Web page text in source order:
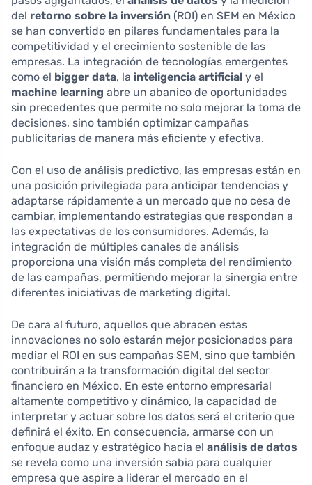
del retorno sobre la inversión (ROI) en SEM en México
se han convertido en pilares fundamentales para la
competitividad y el crecimiento sostenible de las
empresas. La integración de tecnologías emergentes
como el bigger data, la inteligencia artificial y el
machine learning abre un abanico de oportunidades
sin precedentes que permite no solo mejorar la toma de
decisiones, sino también optimizar campañas
publicitarias de manera más eficiente y efectiva.
Con el uso de análisis predictivo, las empresas están en
una posición privilegiada para anticipar tendencias y
adaptarse rápidamente a un mercado que no cesa de
cambiar, implementando estrategias que respondan a
las expectativas de los consumidores. Además, la
integración de múltiples canales de análisis
proporciona una visión más completa del rendimiento
de las campañas, permitiendo mejorar la sinergia entre
diferentes iniciativas de marketing digital.
De cara al futuro, aquellos que abracen estas
innovaciones no solo estarán mejor posicionados para
mediar el ROI en sus campañas SEM, sino que también
contribuirán a la transformación digital del sector
financiero en México. En este entorno empresarial
altamente competitivo y dinámico, la capacidad de
interpretar y actuar sobre los datos será el criterio que
definirá el éxito. En consecuencia, armarse con un
enfoque audaz y estratégico hacia el análisis de datos
se revela como una inversión sabia para cualquier
empresa que aspire a liderar el mercado en el